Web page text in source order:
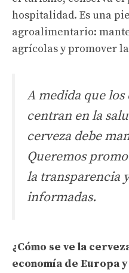
hospitalidad. Es una
agroalimentario:
agrícolas y promover
A medida que
centran en la
cerveza debe
Queremos
la transparencia
informadas.
¿Cómo se ve la
economía de Europa